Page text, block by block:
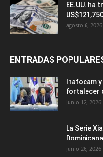
EE.UU. ha
agosto 6, 2026
ENTRADAS
Inafocam
fortalecer
junio 12, 2026
La Serie
junio 26, 2026